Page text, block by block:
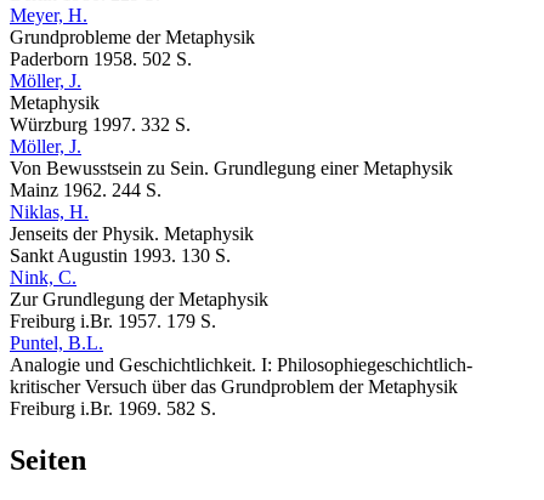
Meyer, H.
Grundprobleme der Metaphysik
Paderborn 1958. 502 S.
Möller, J.
Metaphysik
Würzburg 1997. 332 S.
Möller, J.
Von Bewusstsein zu Sein. Grundlegung einer Metaphysik
Mainz 1962. 244 S.
Niklas, H.
Jenseits der Physik. Metaphysik
Sankt Augustin 1993. 130 S.
Nink, C.
Zur Grundlegung der Metaphysik
Freiburg i.Br. 1957. 179 S.
Puntel, B.L.
Analogie und Geschichtlichkeit. I: Philosophiegeschichtlich-
kritischer Versuch über das Grundproblem der Metaphysik
Freiburg i.Br. 1969. 582 S.
Seiten